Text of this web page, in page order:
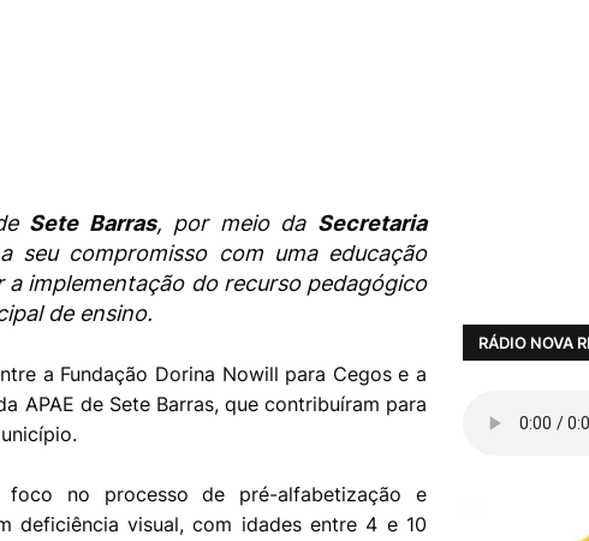
Sete Barras, por meio da Secretaria
seu compromisso com uma educação
a implementação do recurso pedagógico
de ensino.
a Fundação Dorina Nowill para Cegos e a
APAE de Sete Barras, que contribuíram para
no processo de pré-alfabetização e
deficiência visual, com idades entre 4 e 10
RÁDIO NOVA